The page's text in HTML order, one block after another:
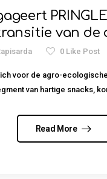
van de
0Like Post
voor de agro-
van hartige snacks,
Read More